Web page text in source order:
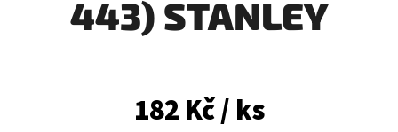
443) STANLEY
182 Kč/ ks